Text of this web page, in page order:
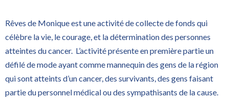
Rêves de Monique est une activité de collecte de fonds qui
célèbre la vie, le courage, et la détermination des personnes
atteintes du cancer. L’activité présente en première partie un
défilé de mode ayant comme mannequin des gens de la région
qui sont atteints d’un cancer, des survivants, des gens faisant
partie du personnel médical ou des sympathisants de la cause.